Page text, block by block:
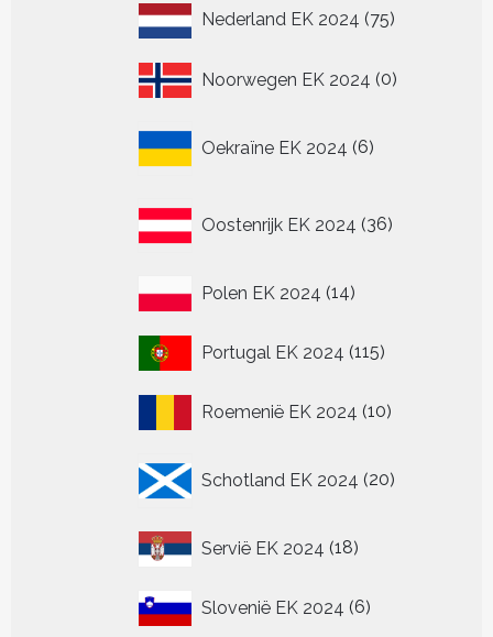
Nederland EK 2024 7575
Noorwegen EK 2024 00
Oekraïne EK 2024 6
producten
Oostenrijk EK 2024 36
producten
Polen EK 2024 1414
Portugal EK 2024 115115
Roemenië EK 2024 1010
Schotland EK 2024 20
producten
Servië EK 2024 1818
Slovenië EK 2024 66